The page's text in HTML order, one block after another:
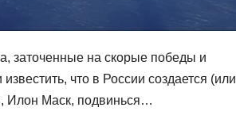
заточенные на скорые победы и
что в России создается (или
Илон Маск, подвинься…